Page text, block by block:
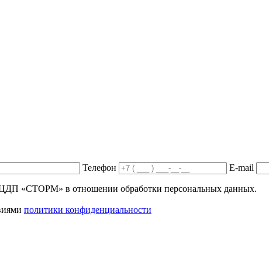
Телефон E-mail
ЦДП «СТОРМ» в отношении обработки персональных данных.
политики конфиденциальности